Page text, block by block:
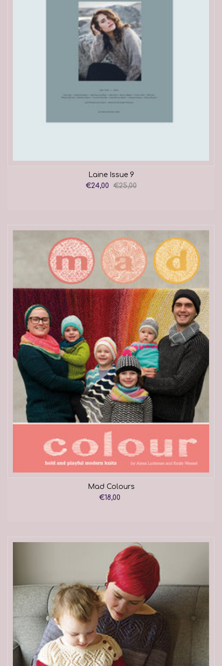
Laine Issue 9
€24,00
€25,00
Mad Colours
€18,00